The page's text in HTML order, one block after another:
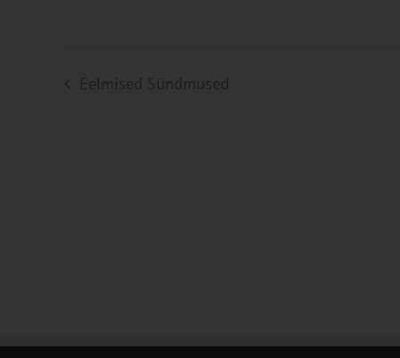
Eelmised Sündmused